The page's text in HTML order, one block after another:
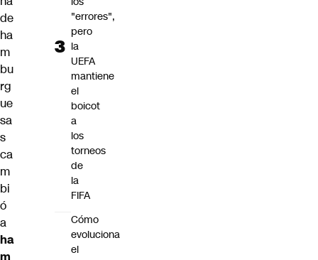
de
ha
m
bu
rg
ue
sa
s
ca
m
bi
ó
a
ha
m
"errores",
pero
la
UEFA
mantiene
el
boicot
a
los
torneos
de
la
FIFA
Cómo
evoluciona
el